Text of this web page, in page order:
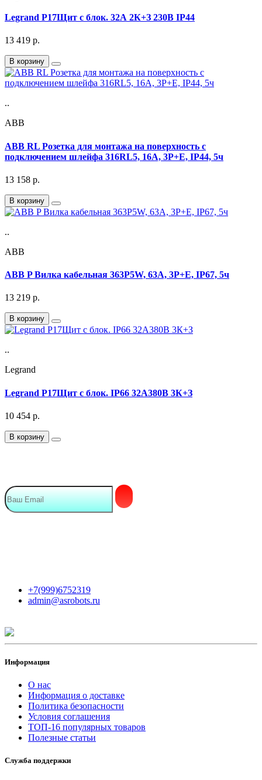
Legrand P17Щит с блок. 32А 2К+З 230В IP44
13 419 р.
В корзину
..
ABB
ABB RL Розетка для монтажа на поверхность с
подключением шлейфа 316RL5, 16A, 3P+E, IP44, 5ч
13 158 р.
В корзину
..
ABB
ABB P Вилка кабельная 363P5W, 63А, 3P+E, IP67, 5ч
13 219 р.
В корзину
..
Legrand
Legrand P17Щит с блок. IP66 32A380В 3К+З
10 454 р.
В корзину
+7(999)6752319
admin@asrobots.ru
Информация
О нас
Информация о доставке
Политика безопасности
Условия соглашения
ТОП-16 популярных товаров
Полезные статьи
Служба поддержки